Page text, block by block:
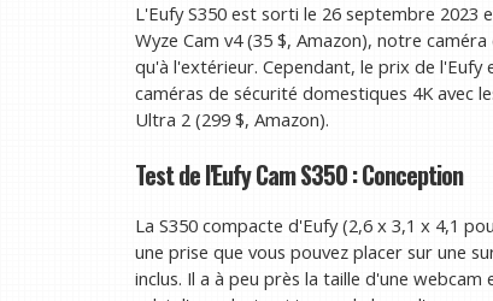
L'Eufy S350 est sorti le 26 septembre 2023
Wyze Cam v4 (35 $, Amazon), notre
qu'à l'extérieur. Cependant, le prix de
caméras de sécurité domestiques 4K avec
Ultra 2 (299 $, Amazon).
Test de l'Eufy Cam S350 : Conception
La S350 compacte d'Eufy (2,6 x 3,1 x 4,1
une prise que vous pouvez placer sur une
inclus. Il a à peu près la taille d'une